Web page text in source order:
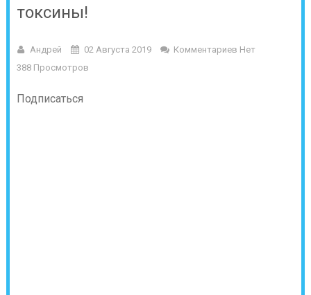
токсины!
Андрей 02 Августа 2019
Комментариев Нет
388 Просмотров
Подписаться